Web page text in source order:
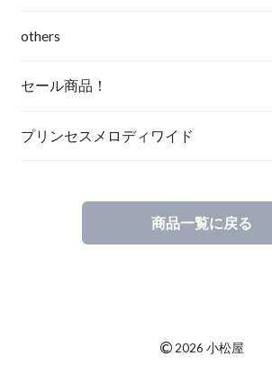
others
セール商品！
プリンセスメロディワイド
商品一覧に戻る
© 2026 小松屋